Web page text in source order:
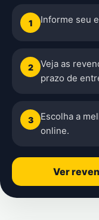
1 Informe seu
2
Veja as
prazo de
3
Escolha a
online.
Ver